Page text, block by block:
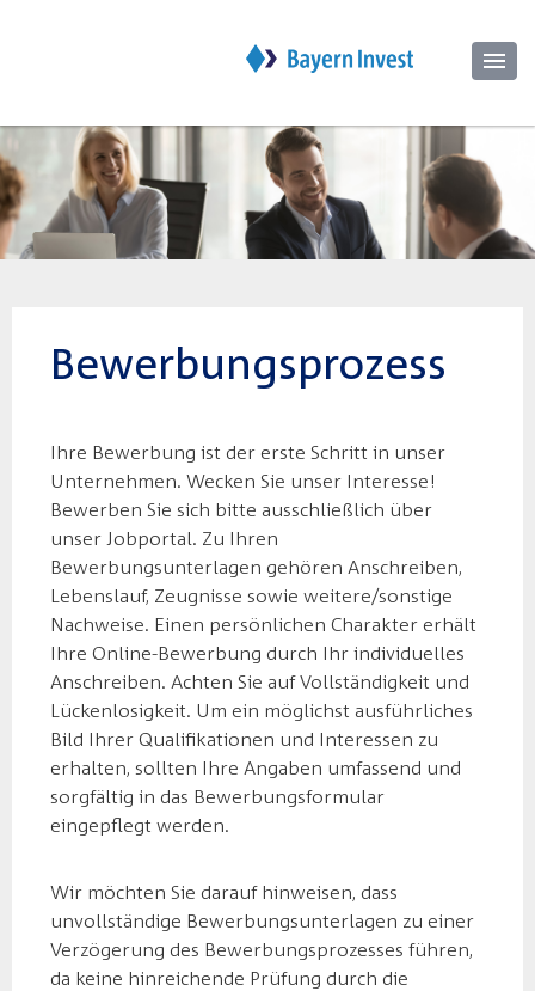
Bewerbungsprozess
Ihre Bewerbung ist der erste Schritt in unser
Unternehmen. Wecken Sie unser Interesse!
Bewerben Sie sich bitte ausschließlich über
unser Jobportal. Zu Ihren
Bewerbungsunterlagen gehören Anschreiben,
Lebenslauf, Zeugnisse sowie weitere/sonstige
Nachweise. Einen persönlichen Charakter erhält
Ihre Online-Bewerbung durch Ihr individuelles
Anschreiben. Achten Sie auf Vollständigkeit und
Lückenlosigkeit. Um ein möglichst ausführliches
Bild Ihrer Qualifikationen und Interessen zu
erhalten, sollten Ihre Angaben umfassend und
sorgfältig in das Bewerbungsformular
eingepflegt werden.
Wir möchten Sie darauf hinweisen, dass
unvollständige Bewerbungsunterlagen zu einer
Verzögerung des Bewerbungsprozesses führen,
da keine hinreichende Prüfung durch die